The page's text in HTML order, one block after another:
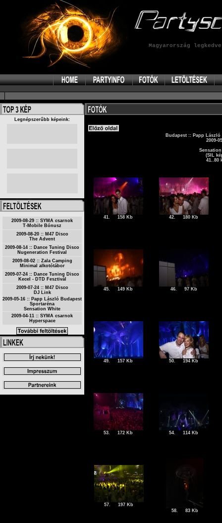
Magyarország
Legnépszerűbb képeink:
2009-08-29 :: SYMA csarnok
T-Mobile Bónusz
2009-08-20 :: M47 Disco
The Advent
2009-08-14 :: Dance Tuning Disco
Nugeneration Festival
2009-08-02 :: Zala Camping
Minimal alkotótábor
2009-07-24 :: Dance Tuning Disco
Kecel - DTD Fesztivál
2009-07-24 :: M47 Disco
DJ Link
2009-05-16 :: Papp László Budapest
Sportaréna
Sensation White
2009-04-11 :: SYMA csarnok
Hyperspace
Budapest :: Papp
2009-
(SIL
41..80
41. 158 Kb 42. 180 Kb
45. 149 Kb 46. 97 Kb
49. 157 Kb 50. 194 Kb
53. 172 Kb 54. 114 Kb
57. 197 Kb
58. 83 Kb